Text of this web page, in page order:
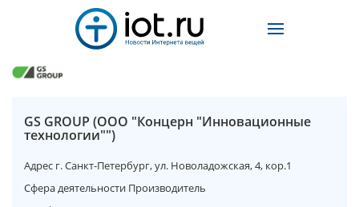
GS GROUP (ООО "Концерн "Инновационные
технологии"")
Адрес г. Санкт-Петербург, ул. Новоладожская, 4, кор.1
Сфера деятельности Производитель